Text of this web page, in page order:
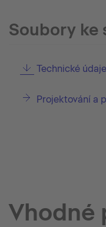
Soubory ke
Technické
Projektování a
Vhodné